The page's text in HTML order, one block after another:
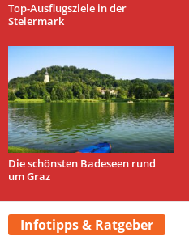
Top-Ausflugsziele in der
Steiermark
Die schönsten Badeseen rund
um Graz
Infotipps & Ratgeber